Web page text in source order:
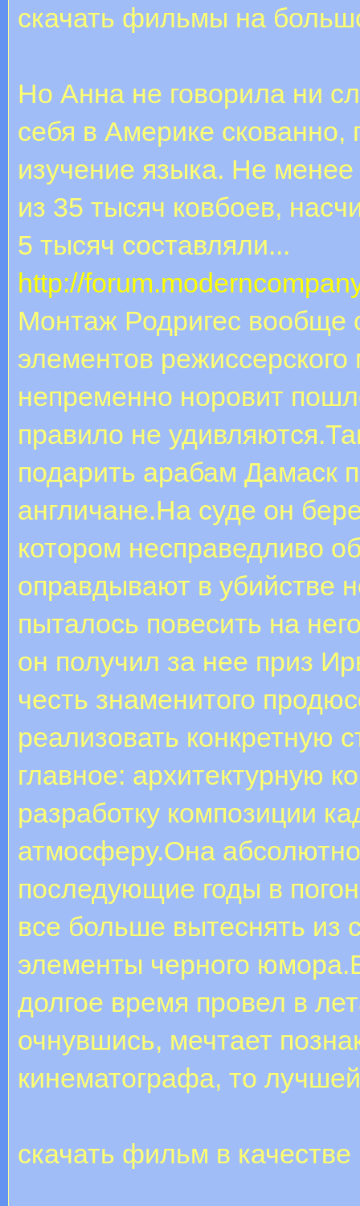
скачать фильмы на
Но Анна не говорила ни
себя в Америке скованно,
изучение языка. Не менее
из 35 тысяч ковбоев,
5 тысяч составляли...
http://
Монтаж Родригес вообще
элементов
непременно норовит
правило не
подарить арабам Дамаск
англичане.На суде он
котором несправедливо
оправдывают в убийстве
пыталось повесить на
он получил за нее приз
честь знаменитого
реализовать конкретную
главное: архитектурную
разработку композиции
атмосферу.Она абсолютно
последующие годы в
все больше вытеснять
элементы черного
долгое время провел в
очнувшись, мечтает
кинематографа, то
скачать фильм в качестве